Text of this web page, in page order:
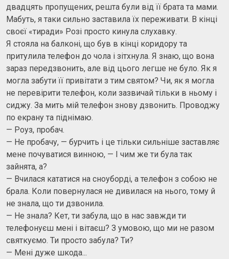
двадцять пропущених, решта були від її брата та мами.
Мабуть, я таки сильно заставила їх переживати. В кінці
своєї «тиради» Розі просто кинула слухавку.
Я стояла на балконі, що був в кінці коридору та
притулила телефон до чола і зітхнула. Я знаю, що вона
зараз передзвонить, але від цього легше не було. Як я
могла забути її привітати з тим святом? Чи, як я могла
не перевірити телефон, коли зазвичай тільки в ньому і
сиджу. За мить мій телефон знову дзвонить. Проводжу
по екрану та піднімаю.
— Роуз, пробач.
— Не пробачу, — бурчить і це тільки сильніше заставляє
мене почуватися винною, — І чим же ти була так
зайнята, а?
— Вчилася кататися на сноуборді, а телефон з собою не
брала. Коли повернулася не дивилася на нього, тому й
не знала, що ти дзвонила.
— Не знала? Кет, ти забула, що в нас завжди ти
телефонуєш мені і вітаєш? З умовою, що ми не разом
святкуємо. Ти просто забула? Ти?
— Мені дуже шкода...